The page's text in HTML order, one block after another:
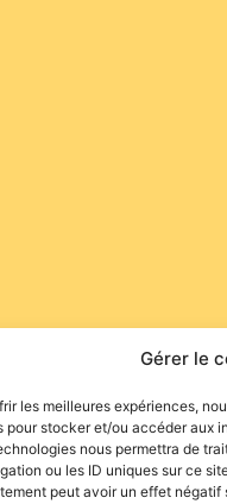
Gérer le
les meilleures expériences,
pour stocker et/ou accéder aux
nous permettra de
ou les ID uniques sur ce
peut avoir un effet
part terre, là où le toro,
dont le ganadero de
récupération…